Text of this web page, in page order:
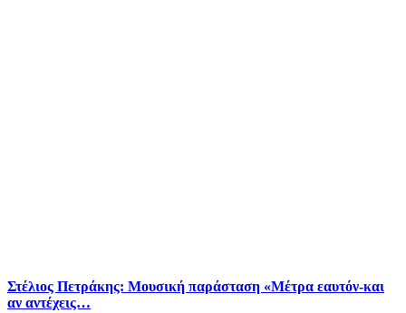
Στέλιος Πετράκης: Μουσική παράσταση «Μέτρα εαυτόν-και
αν αντέχεις…